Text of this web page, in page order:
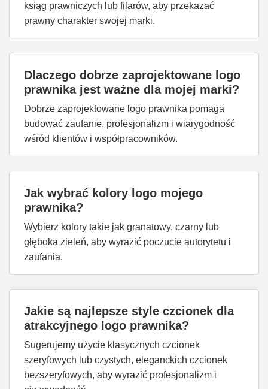
ksiąg prawniczych lub filarów, aby przekazać
prawny charakter swojej marki.
Dlaczego dobrze zaprojektowane logo
prawnika jest ważne dla mojej marki?
Dobrze zaprojektowane logo prawnika pomaga
budować zaufanie, profesjonalizm i wiarygodność
wśród klientów i współpracowników.
Jak wybrać kolory logo mojego
prawnika?
Wybierz kolory takie jak granatowy, czarny lub
głęboka zieleń, aby wyrazić poczucie autorytetu i
zaufania.
Jakie są najlepsze style czcionek dla
atrakcyjnego logo prawnika?
Sugerujemy użycie klasycznych czcionek
szeryfowych lub czystych, eleganckich czcionek
bezszeryfowych, aby wyrazić profesjonalizm i